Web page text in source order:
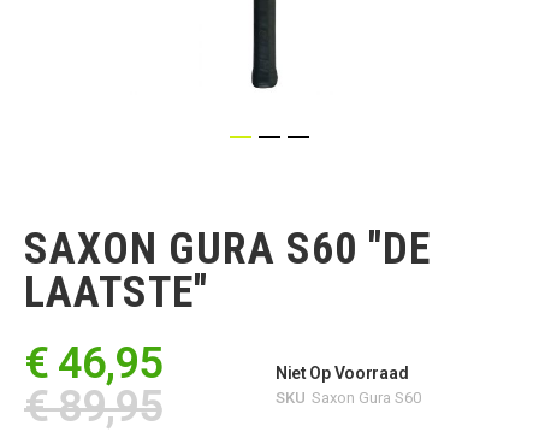
begin
van
afbeeldingen-
SAXON GURA S60 "DE
LAATSTE"
€ 46,95
€ 89,95
Niet Op Voorraad
SKU Saxon Gura S60